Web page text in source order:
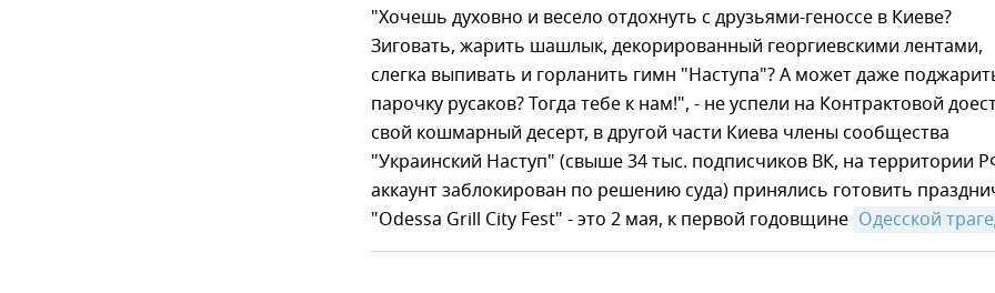
"Хочешь духовно и весело отдохнуть с друзьями-геноссе в Киеве?
Зиговать, жарить шашлык, декорированный георгиевскими лентами,
слегка выпивать и горланить гимн "Наступа"? А может даже
парочку русаков? Тогда тебе к нам!", - не успели на Контрактовой
свой кошмарный десерт, в другой части Киева члены сообщества
"Украинский Наступ" (свыше 34 тыс. подписчиков ВК, на территории
аккаунт заблокирован по решению суда) принялись готовить
"Odessa Grill City Fest" - это 2 мая, к первой годовщине Одесской